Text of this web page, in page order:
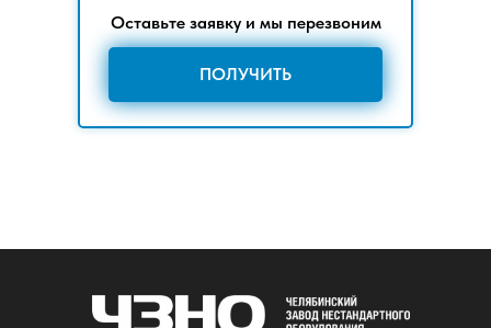
Оставьте заявку и мы перезвоним
ПОЛУЧИТЬ